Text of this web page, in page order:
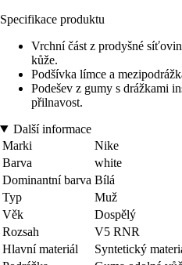
Specifikace produktu
Vrchní část z prodyšné
kůže.
Podšívka límce a
Podešev z gumy s drážkami
přilnavost.
Další informace
Marki
Nike
Barva
white
Dominantní barva Bílá
Typ
Muž
Věk
Dospělý
Rozsah
V5 RNR
Hlavní materiál
Syntetický